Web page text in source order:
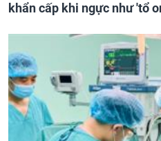
khẩn cấp khi ngực như 'tổ